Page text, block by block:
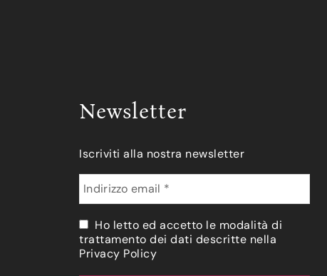
Newsletter
Iscriviti alla nostra newsletter
Ho letto ed accetto le modalità di
trattamento dei dati descritte nella
Privacy Policy